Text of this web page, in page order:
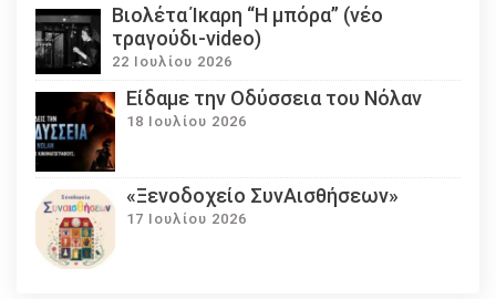
Βιολέτα Ίκαρη “Η μπόρα” (νέο
τραγούδι-video)
22 Ιουλίου 2026
Eίδαμε την Οδύσσεια του Νόλαν
18 Ιουλίου 2026
«Ξενοδοχείο ΣυνΑισθήσεων»
17 Ιουλίου 2026